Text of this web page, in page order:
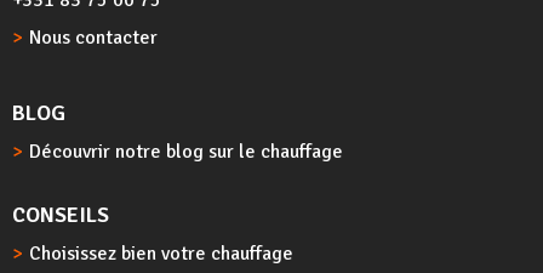
Nous contacter
BLOG
Découvrir notre blog sur le chauffage
CONSEILS
Choisissez bien votre chauffage